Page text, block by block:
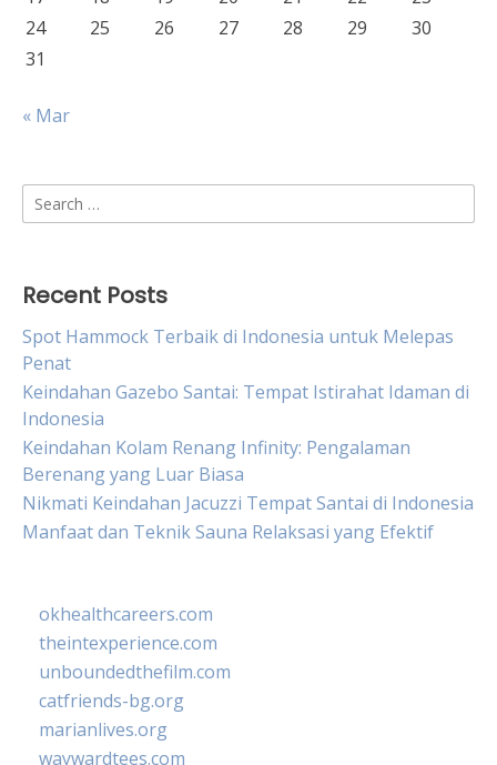
24
25 26 27 28 29
30
31
« Mar
Search
for:
Recent Posts
Spot Hammock Terbaik di Indonesia untuk Melepas
Penat
Keindahan Gazebo Santai: Tempat Istirahat Idaman di
Indonesia
Keindahan Kolam Renang Infinity: Pengalaman
Berenang yang Luar Biasa
Nikmati Keindahan Jacuzzi Tempat Santai di Indonesia
Manfaat dan Teknik Sauna Relaksasi yang Efektif
okhealthcareers.com
theintexperience.com
unboundedthefilm.com
catfriends-bg.org
marianlives.org
waywardtees.com